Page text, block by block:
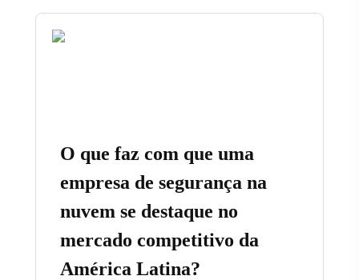
O que faz com que uma
empresa de segurança na
nuvem se destaque no
mercado competitivo da
América Latina?